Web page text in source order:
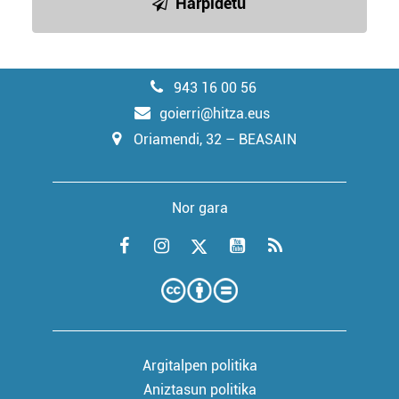
943 16 00 56
goierri@hitza.eus
Oriamendi, 32 – BEASAIN
Nor gara
Argitalpen politika
Aniztasun politika